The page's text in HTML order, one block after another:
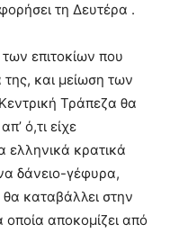
τη Δευτέρα .
επιτοκίων που
και μείωση των
Τράπεζα θα
ό,τι είχε
ελληνικά κρατικά
δάνειο-γέφυρα,
καταβάλλει στην
αποκομίζει από